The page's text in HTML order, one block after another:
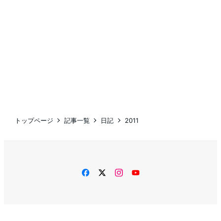
トップページ 記事一覧 日記 2011
facebooktwitterinstagram
YouTube